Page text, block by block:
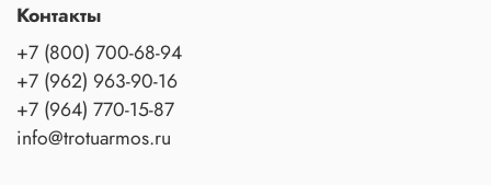
Контакты
+7 (800) 700-68-94
+7 (962) 963-90-16
+7 (964) 770-15-87
info@trotuarmos.ru